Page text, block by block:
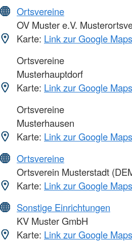
Ortsvereine
OV Muster e.V.
Karte: Link zur Google
Ortsvereine
Musterhauptdorf
Karte: Link zur Google
Ortsvereine
Musterhausen
Karte: Link zur Google
Ortsvereine
Ortsverein Musterstadt
Karte: Link zur Google
Sonstige Einrichtungen
KV Muster GmbH
Karte: Link zur Google